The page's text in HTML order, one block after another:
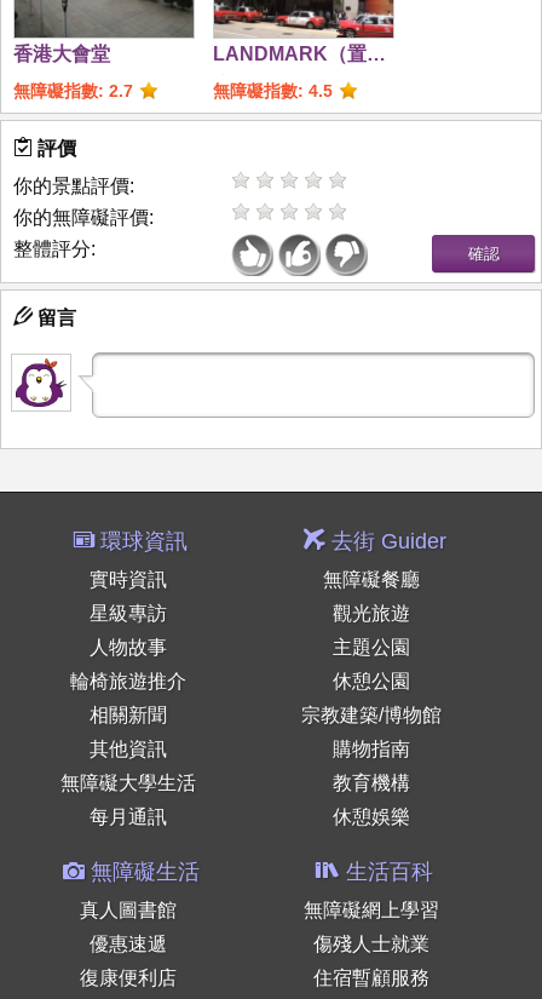
香港大會堂
無障礙指數: 2.7
LANDMARK（置地
廣場）
無障礙指數: 4.5
評價
你的景點評價:
你的無障礙評價:
整體評分:
留言
環球資訊
實時資訊
星級專訪
人物故事
輪椅旅遊推介
相關新聞
其他資訊
無障礙大學生活
每月通訊
去街 Guider
無障礙餐廳
觀光旅遊
主題公園
休憩公園
宗教建築/博物館
購物指南
教育機構
休憩娛樂
無障礙生活
真人圖書館
優惠速遞
復康便利店
生活百科
無障礙網上學習
傷殘人士就業
住宿暫顧服務